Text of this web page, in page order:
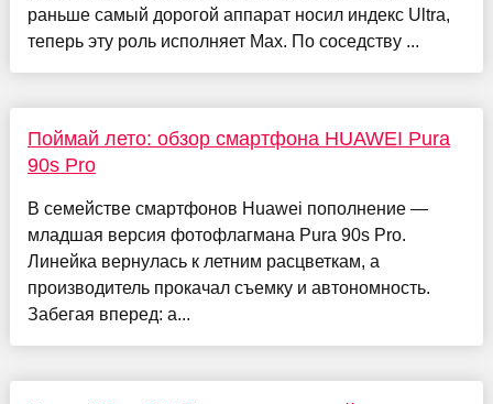
раньше самый дорогой аппарат носил индекс Ultra,
теперь эту роль исполняет Max. По соседству ...
Поймай лето: обзор смартфона HUAWEI Pura
90s Pro
В семействе смартфонов Huawei пополнение —
младшая версия фотофлагмана Pura 90s Pro.
Линейка вернулась к летним расцветкам, а
производитель прокачал съемку и автономность.
Забегая вперед: а...